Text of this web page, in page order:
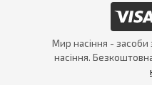
Мир насіння - засоби
насіння.